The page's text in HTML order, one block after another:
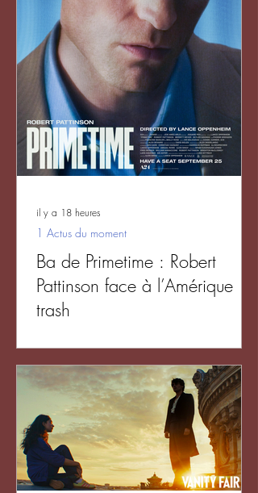
Ba de Primetime : Robert
Pattinson face à l’Amérique
trash
1 Actus du moment
il y a 18 heures